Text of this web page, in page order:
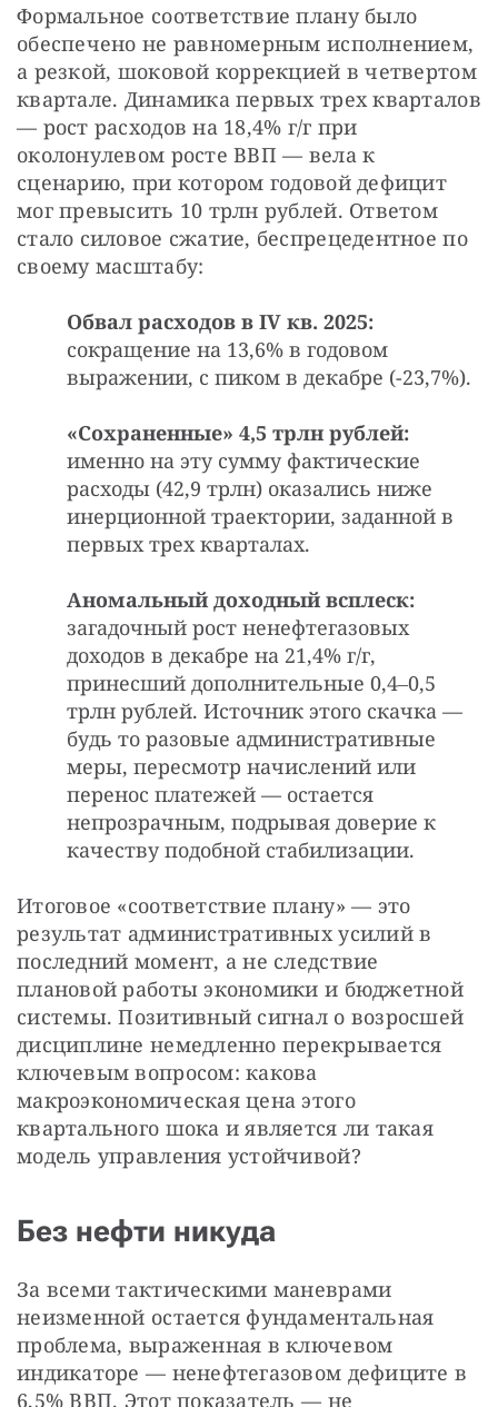
Формальное соответствие плану было
обеспечено не равномерным исполнением,
а резкой, шоковой коррекцией в четвертом
квартале. Динамика первых трех кварталов
— рост расходов на 18,4% г/г при
околонулевом росте ВВП — вела к
сценарию, при котором годовой дефицит
мог превысить 10 трлн рублей. Ответом
стало силовое сжатие, беспрецедентное по
своему масштабу:
Обвал расходов в IV кв. 2025:
сокращение на 13,6% в годовом
выражении, с пиком в декабре (-23,7%).
«Сохраненные» 4,5 трлн рублей:
именно на эту сумму фактические
расходы (42,9 трлн) оказались ниже
инерционной траектории, заданной в
первых трех кварталах.
Аномальный доходный всплеск:
загадочный рост ненефтегазовых
доходов в декабре на 21,4% г/г,
принесший дополнительные 0,4‒0,5
трлн рублей. Источник этого скачка —
будь то разовые административные
меры, пересмотр начислений или
перенос платежей — остается
непрозрачным, подрывая доверие к
качеству подобной стабилизации.
Итоговое «соответствие плану» — это
результат административных усилий в
последний момент, а не следствие
плановой работы экономики и бюджетной
системы. Позитивный сигнал о возросшей
дисциплине немедленно перекрывается
ключевым вопросом: какова
макроэкономическая цена этого
квартального шока и является ли такая
модель управления устойчивой?
Без нефти никуда
За всеми тактическими маневрами
неизменной остается фундаментальная
проблема, выраженная в ключевом
индикаторе — ненефтегазовом дефиците в
6,5% ВВП. Этот показатель — не